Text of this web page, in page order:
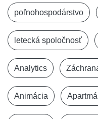
poľnohospodárstvo
letecká spoločnosť
Analytics
Animácia